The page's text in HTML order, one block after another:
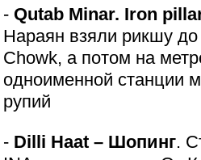
- Qutаb Minar. Iron
Нараян взяли рикшу
Chowk, а потом на
одноименной станции
рупий
- Dilli Haat – Шопинг.